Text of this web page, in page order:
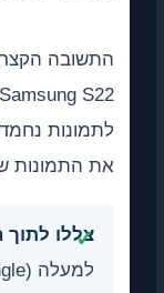
לתמונות
את התמונות
צללו לתוך